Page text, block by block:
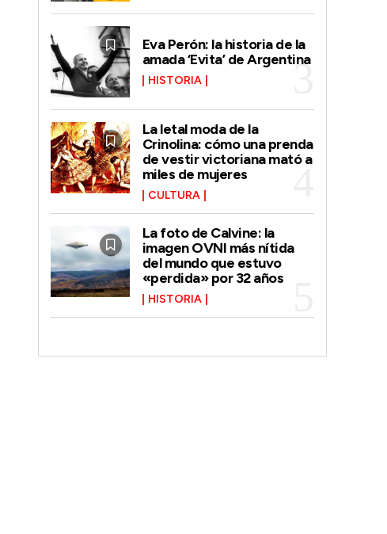
Eva Perón: la historia de la
amada ‘Evita’ de Argentina
HISTORIA
La letal moda de la
Crinolina: cómo una prenda
de vestir victoriana mató a
miles de mujeres
CULTURA
La foto de Calvine: la
imagen OVNI más nítida
del mundo que estuvo
«perdida» por 32 años
HISTORIA